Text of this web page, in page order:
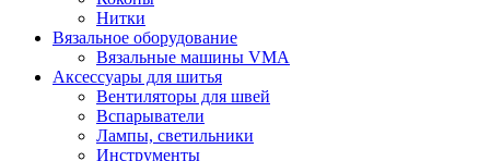
Нитки
Вязальное оборудование
Вязальные машины VMA
Аксессуары для шитья
Вентиляторы для швей
Вспарыватели
Лампы, светильники
Инструменты